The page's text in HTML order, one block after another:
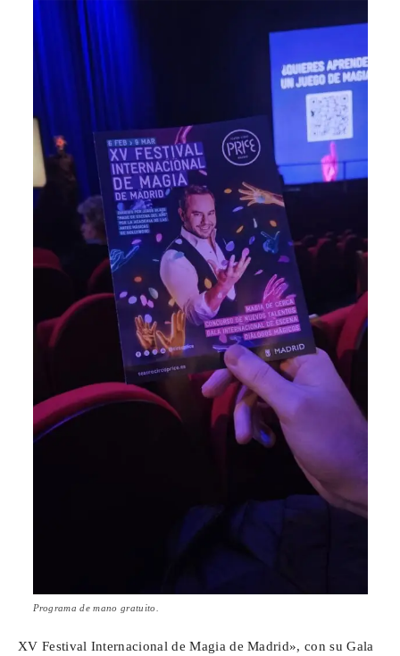
Programa de mano gratuito.
XV Festival Internacional de Magia de Madrid», con su Gala